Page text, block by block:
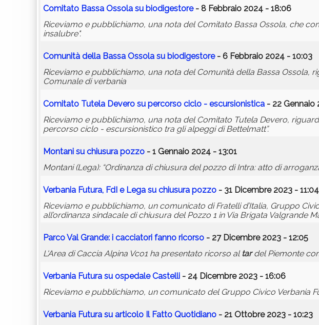
Comitato Bassa Ossola su biodigestore- 8 Febbraio 2024 - 18:06
Riceviamo e pubblichiamo, una nota del Comitato Bassa Ossola, che
insalubre".
Comunità della Bassa Ossola su biodigestore- 6 Febbraio 2024 - 10:03
Riceviamo e pubblichiamo, una nota del Comunità della Bassa Ossola,
Comunale di verbania
Comitato Tutela Devero su percorso ciclo - escursionistica - 22 Gennaio
Riceviamo e pubblichiamo, una nota del Comitato Tutela Devero,
percorso ciclo - escursionistico tra gli alpeggi di Bettelmatt”.
Montani su chiusura pozzo - 1 Gennaio 2024 - 13:01
Montani (Lega): “Ordinanza di chiusura del pozzo di Intra: atto di
Verbania Futura, FdI e Lega su chiusura pozzo - 31 Dicembre 2023 - 11:04
Riceviamo e pubblichiamo, un comunicato di Fratelli d’Italia, Gruppo
all’ordinanza sindacale di chiusura del Pozzo 1 in Via Brigata Valgrande
Parco Val Grande: i cacciatori fanno ricorso - 27 Dicembre 2023 - 12:05
L'Area di Caccia Alpina Vco1 ha presentato ricorso al tardel Piemonte
Verbania Futura su ospedale Castelli - 24 Dicembre 2023 - 16:06
Riceviamo e pubblichiamo, un comunicato del Gruppo Civico Verbania
Verbania Futura su articolo Il Fatto Quotidiano - 21 Ottobre 2023 - 10:23